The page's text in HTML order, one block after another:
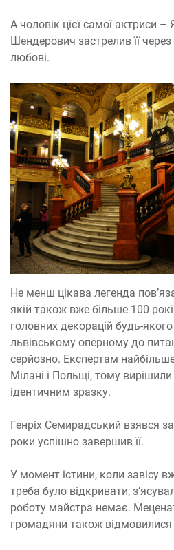
А чоловік цієї самої актриси –
Шендерович застрелив її
любові.
Не менш цікава легенда
якій також вже більше 100
головних декорацій будь-
львівському оперному до
серйозно. Експертам
Мілані і Польщі, тому
ідентичним зразку.
Генріх Семирадський взявся
роки успішно завершив її.
У момент істини, коли завісу
треба було відкривати,
роботу майстра немає.
громадяни також відмовилися